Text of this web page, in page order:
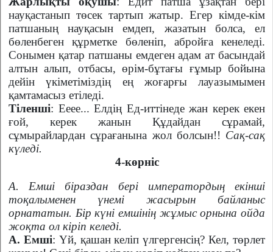
науқастанып төсек тартып жатыр. Егер кімде-кім
патшаның науқасын емдеп, жазатын болса, ел
бөленбеген құрметке бөленіп, абройға кенеледі.
Сонымен қатар патшаны емдеген адам ат басындай
алтын алып, отбасы, өрім-бұтағы ғұмыр бойына
дейін үкіметіміздің ең жоғарғы лауазымымен
қамтамасыз етіледі.
Тіленші: Ееее... Елдің Ед-иттінеде жан керек екен
ғой, керек жанын Құдайдан сұрамай,
сұмырайлардан сұрағанына жол болсын!! Сақ-сақ
күледі.
4-көрніс
А. Емші біраздан бері императордың екінші
тоқалыменен үнемі жасырын байланыс
орнататын. Бір күні емшінің жұмыс орнына ойда
жоқта ол кіріп келеді.
А. Емші: Үй, қашан келіп үлгергенсің? Кел, төрлет